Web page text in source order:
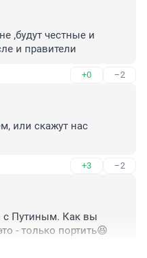
,будут честные и
и правители
+0 –2
или скажут нас
+3 –2
с Путиным. Как вы
- только портить😆